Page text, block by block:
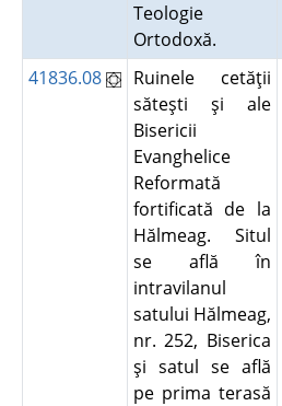
Teologie
Ortodoxă.
41836.08
Ruinele cetăţii
săteşti şi ale
Bisericii
Evanghelice
Reformată
fortificată de la
Hălmeag. Situl
se află în
intravilanul
satului Hălmeag,
nr. 252, Biserica
şi satul se află
pe prima terasă